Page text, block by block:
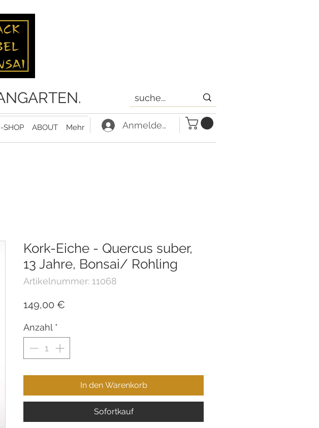
SHOP ABOUT Mehr Anmelden
Kork-Eiche - Quercus suber,
13 Jahre, Bonsai/ Rohling
Artikelnummer: 11068
149,00 €
Anzahl *
In den Warenkorb
Sofortkauf